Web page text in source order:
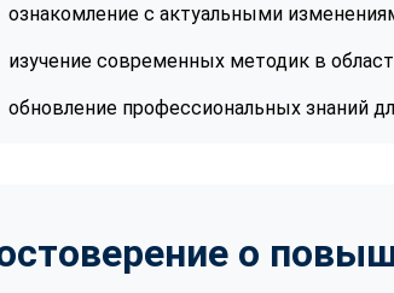
ознакомление с актуальными
изучение современных методик в
обновление профессиональных знаний
о